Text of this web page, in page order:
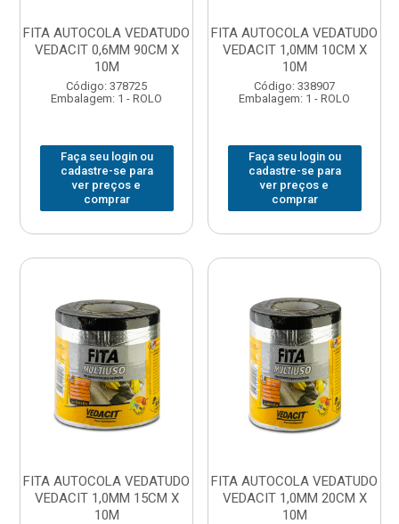
FITA AUTOCOLA VEDATUDO
VEDACIT 0,6MM 90CM X
10M
Código: 378725
Embalagem: 1 - ROLO
Faça seu login ou
cadastre-se para
ver preços e
comprar
FITA AUTOCOLA VEDATUDO
VEDACIT 1,0MM 10CM X
10M
Código: 338907
Embalagem: 1 - ROLO
Faça seu login ou
cadastre-se para
ver preços e
comprar
FITA AUTOCOLA VEDATUDO
VEDACIT 1,0MM 15CM X
10M
FITA AUTOCOLA VEDATUDO
VEDACIT 1,0MM 20CM X
10M